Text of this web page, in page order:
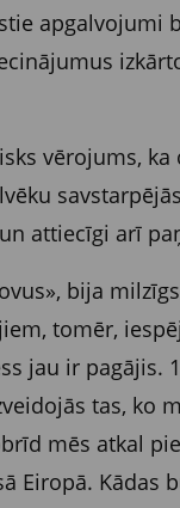
apgalvojumi
vērojums,
attiecīgi arī
bija
tomēr,
jau ir pagājis.
tas, ko
mēs atkal
Eiropā. Kādas